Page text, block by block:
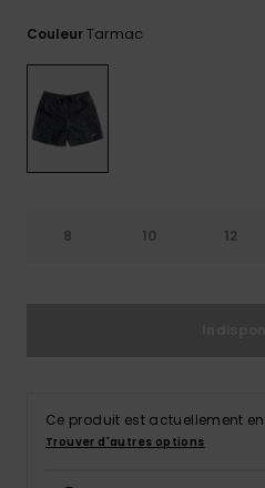
la FAQ
CouleurTarmac
8 10 12
Ce produit est actuellement
Trouver d'autres options